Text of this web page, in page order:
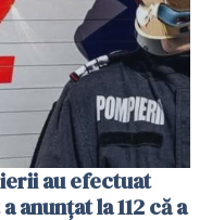
au efectuat
anunțat la 112 că a